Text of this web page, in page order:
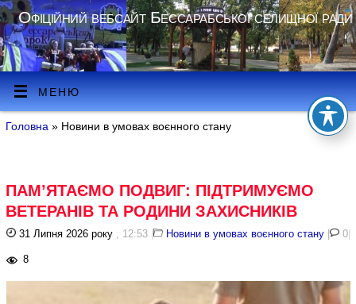
Офіційний вебсайт Бессарабської селищної ради
МЕНЮ
Головна » Новини в умовах воєнного стану
ПАМ’ЯТАЄМО ПОДВИГ: ПІДТРИМУЄМО
ВЕТЕРАНІВ ТА РОДИНИ ЗАХИСНИКІВ
31 Липня 2026 року , 12:53 | Новини в умовах воєнного стану | 0
8